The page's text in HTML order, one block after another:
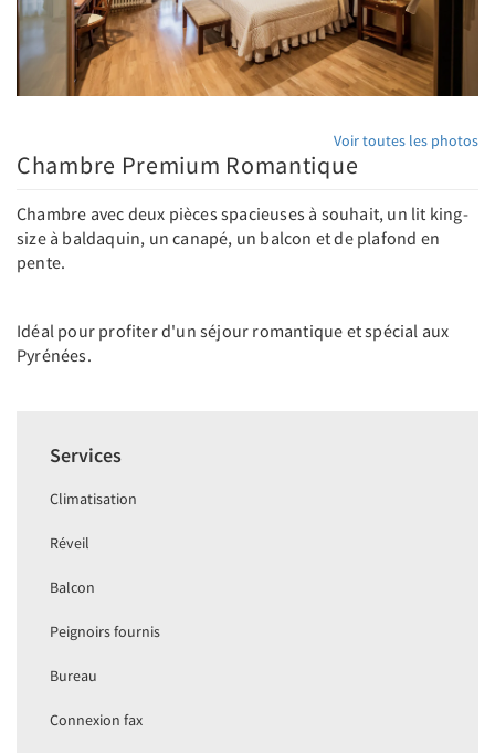
Voir toutes les photos
Chambre Premium Romantique
Chambre avec deux pièces spacieuses à souhait, un lit king-
size à baldaquin, un canapé, un balcon et de plafond en
pente.
Idéal pour profiter d'un séjour romantique et spécial aux
Pyrénées.
Services
Climatisation
Réveil
Balcon
Peignoirs fournis
Bureau
Connexion fax